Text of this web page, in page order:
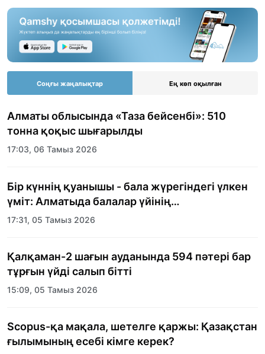
Соңғы жаңалықтар Ең көп оқылған
Алматы облысында «Таза бейсенбі»: 510
тонна қоқыс шығарылды
17:03, 06 Тамыз 2026
Бір күннің қуанышы - бала жүрегіндегі үлкен
үміт: Алматыда балалар үйінің
тәрбиеленушілеріне мерекелік күн
17:31, 05 Тамыз 2026
Қалқаман-2 шағын ауданында 594 пәтері бар
тұрғын үйді салып бітті
15:09, 05 Тамыз 2026
Scopus-қа мақала, шетелге қаржы: Қазақстан
ғылымының есебі кімге керек?